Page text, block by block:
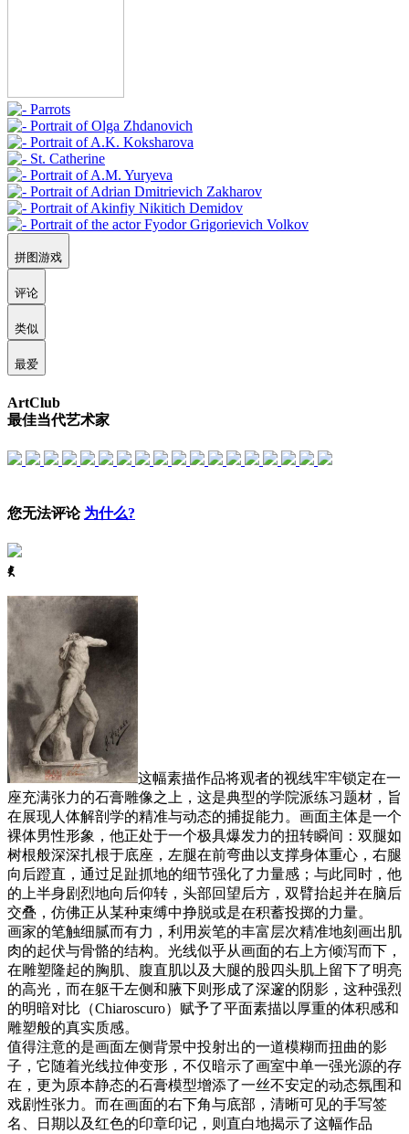
拼图游戏
评论
类似
最爱
ArtClub
最佳当代艺术家
您无法评论 为什么?
ꈅ
这幅素描作品将观者的视线牢牢锁定在一
座充满张力的石膏雕像之上，这是典型的学院派练习题材，旨
在展现人体解剖学的精准与动态的捕捉能力。画面主体是一个
裸体男性形象，他正处于一个极具爆发力的扭转瞬间：双腿如
树根般深深扎根于底座，左腿在前弯曲以支撑身体重心，右腿
向后蹬直，通过足趾抓地的细节强化了力量感；与此同时，他
的上半身剧烈地向后仰转，头部回望后方，双臂抬起并在脑后
交叠，仿佛正从某种束缚中挣脱或是在积蓄投掷的力量。
画家的笔触细腻而有力，利用炭笔的丰富层次精准地刻画出肌
肉的起伏与骨骼的结构。光线似乎从画面的右上方倾泻而下，
在雕塑隆起的胸肌、腹直肌以及大腿的股四头肌上留下了明亮
的高光，而在躯干左侧和腋下则形成了深邃的阴影，这种强烈
的明暗对比（Chiaroscuro）赋予了平面素描以厚重的体积感和
雕塑般的真实质感。
值得注意的是画面左侧背景中投射出的一道模糊而扭曲的影
子，它随着光线拉伸变形，不仅暗示了画室中单一强光源的存
在，更为原本静态的石膏模型增添了一丝不安定的动态氛围和
戏剧性张力。而在画面的右下角与底部，清晰可见的手写签
名、日期以及红色的印章印记，则直白地揭示了这幅作品